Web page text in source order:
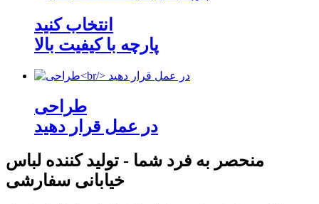
انتخاب کنید
پارچه با کیفیت بالا
طراحی
در عمل قرار دهید
منحصر به فرد شما - تولید کننده لباس
خیابانی سفارشی